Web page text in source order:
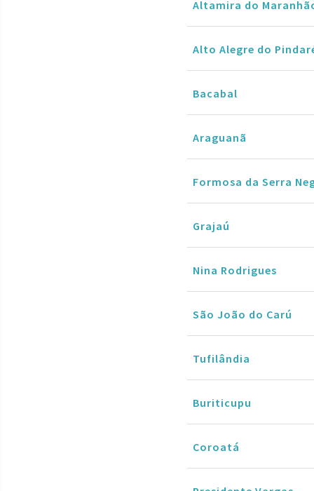
Altamira do
Alto Alegre do
Bacabal
Araguanã
Formosa da Serra
Grajaú
Nina Rodrigues
São João do Carú
Tufilândia
Buriticupu
Coroatá